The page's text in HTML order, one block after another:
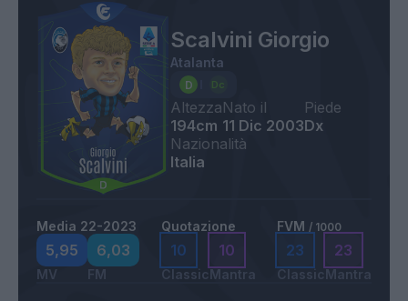
Scalvini Giorgio
Atalanta
Altezza
194cm
Nato il
11 Dic 2003
Piede
Dx
Nazionalità
Italia
Media 22-2023
5,95
MV
6,03
FM
Quotazione
10
Classic
10
Mantra
FVM / 1000
23
Classic
23
Mantra